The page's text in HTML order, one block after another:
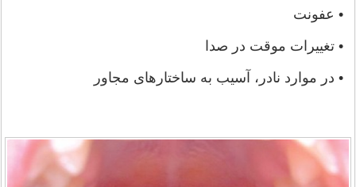
• عفونت
• تغییرات موقت در صدا
• در موارد نادر، آسیب به ساختارهای مجاور